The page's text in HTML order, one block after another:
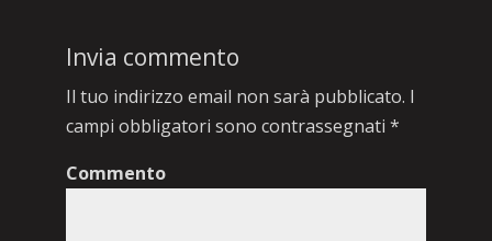
Invia commento
Il tuo indirizzo email non sarà pubblicato. I
campi obbligatori sono contrassegnati *
Commento